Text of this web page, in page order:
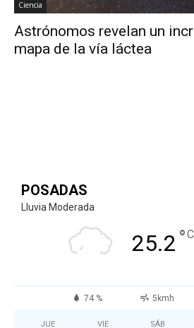
Ciencia
Astrónomos revelan un
mapa de la vía láctea
POSADAS
Lluvia Moderada
25.2 °C
74 % 5kmh
JUE VIE SÁB